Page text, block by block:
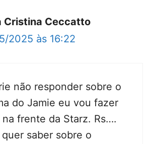
Cristina Ceccatto
2025 às 16:22
não responder sobre o
do Jamie eu vou fazer
frente da Starz. Rs….
saber sobre o